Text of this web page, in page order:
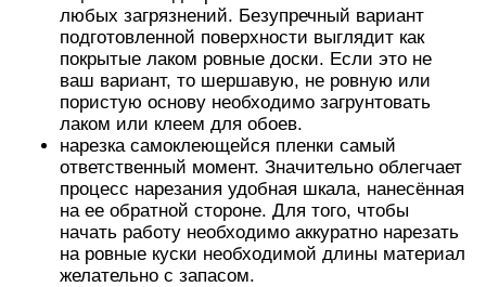
любых загрязнений. Безупречный вариант
подготовленной поверхности выглядит как
покрытые лаком ровные доски. Если это не
ваш вариант, то шершавую, не ровную или
пористую основу необходимо загрунтовать
лаком или клеем для обоев.
нарезка самоклеющейся пленки самый
ответственный момент. Значительно облегчает
процесс нарезания удобная шкала, нанесённая
на ее обратной стороне. Для того, чтобы
начать работу необходимо аккуратно нарезать
на ровные куски необходимой длины материал
желательно с запасом.